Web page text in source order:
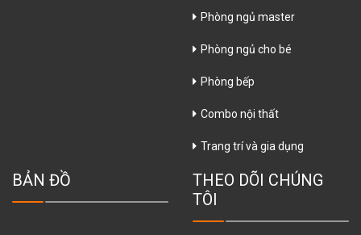
Phòng ngủ master
Phòng ngủ cho bé
Phòng bếp
Combo nội thất
Trang trí và gia dụng
BẢN ĐỒ
THEO DÕI CHÚNG
TÔI